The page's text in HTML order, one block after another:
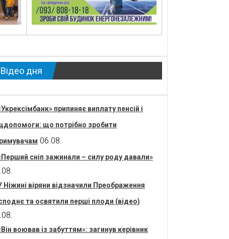
Відео дня
припиняє виплату пенсій і
що потрібно зробити
06.08.
сніп зажинали – силу роду давали»
Ніжині віряни відзначили Преображення
та освятили перші плоди (відео)
воював із забуттям»: загинув керівник